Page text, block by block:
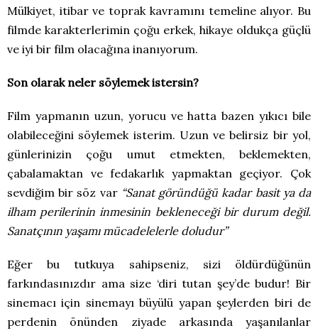
Mülkiyet, itibar ve toprak kavramını temeline alıyor. Bu
filmde karakterlerimin çoğu erkek, hikaye oldukça güçlü
ve iyi bir film olacağına inanıyorum.
Son olarak neler söylemek istersin?
Film yapmanın uzun, yorucu ve hatta bazen yıkıcı bile
olabileceğini söylemek isterim. Uzun ve belirsiz bir yol,
günlerinizin çoğu umut etmekten, beklemekten,
çabalamaktan ve fedakarlık yapmaktan geçiyor. Çok
sevdiğim bir söz var “Sanat göründüğü kadar basit ya da
ilham perilerinin inmesinin bekleneceği bir durum değil.
Sanatçının yaşamı mücadelelerle doludur”
Eğer bu tutkuya sahipseniz, sizi öldürdüğünün
farkındasınızdır ama size ‘diri tutan şey’de budur! Bir
sinemacı için sinemayı büyülü yapan şeylerden biri de
perdenin önünden ziyade arkasında yaşanılanlar